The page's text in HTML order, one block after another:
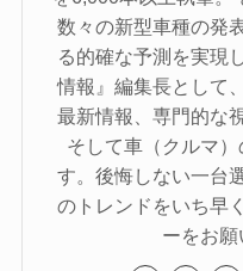
数々の新型車種の発
る的確な予測を実現
情報』編集長として
最新情報、専門的な
そして車（クルマ
す。後悔しない一台
のトレンドをいち早
ーをお願